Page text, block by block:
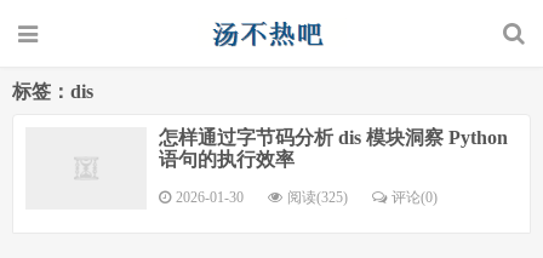
标签：dis
怎样通过字节码分析 dis 模块洞察 Python
语句的执行效率
2026-01-30 阅读(325) 评论(0)